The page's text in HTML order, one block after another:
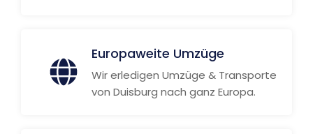
Europaweite Umzüge
Wir erledigen Umzüge & Transporte
von Duisburg nach ganz Europa.